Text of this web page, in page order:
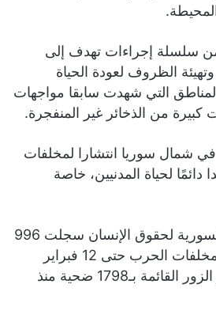
سلسلة إجراءات تهدف إلى
الظروف لعودة الحياة
التي شهدت سابقا مواجهات
من الذخائر غير المنفجرة.
شمال سوريا انتشارا لمخلفات
لحياة المدنيين، خاصة
يشار إلى أن الشبكة السورية لحقوق الإنسان سجلت 996
حادثا في البلاد بسبب مخلفات الحرب حتى 12 فبراير
الماضي، مع تصدر دير الزور القائمة بـ1798 ضحية منذ